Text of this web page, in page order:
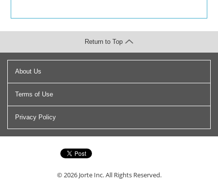
About Us
Terms of Use
Privacy Policy
© 2026 Jorte Inc.All Rights Reserved.
Return to Top